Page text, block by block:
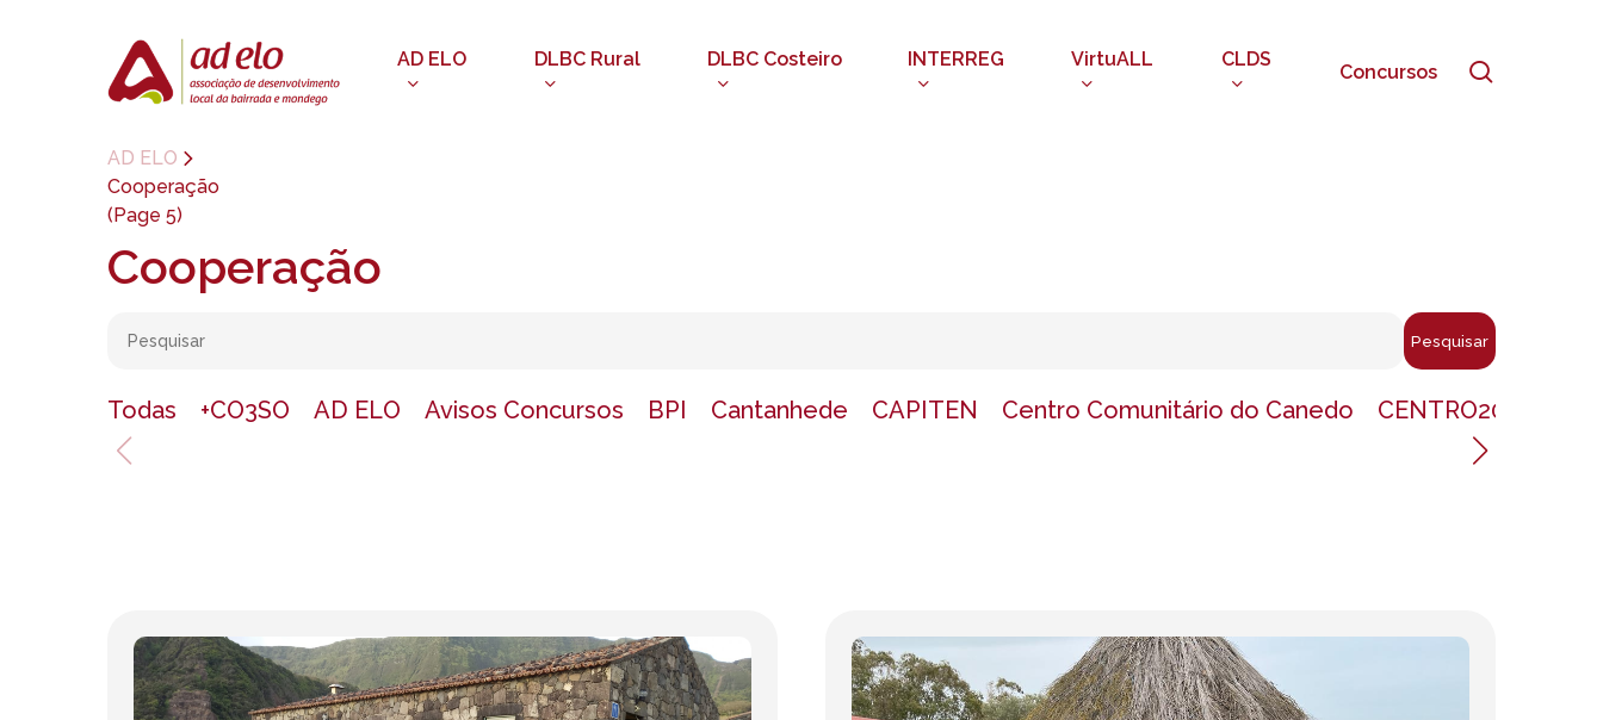
AD ELO DLBC Rural DLBC Costeiro INTERREG VirtuALL CLDS
Concursos
AD ELO
Cooperação
(Page 5)
Cooperação
Pesquisar
Todas +CO3SO AD ELO Avisos Concursos BPI Cantanhede CAPITEN Centro Comunitário do Canedo CENTRO2020